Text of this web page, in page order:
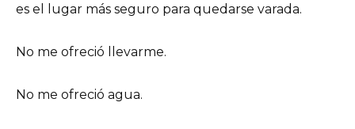
es el lugar más seguro para quedarse varada.
No me ofreció llevarme.
No me ofreció agua.